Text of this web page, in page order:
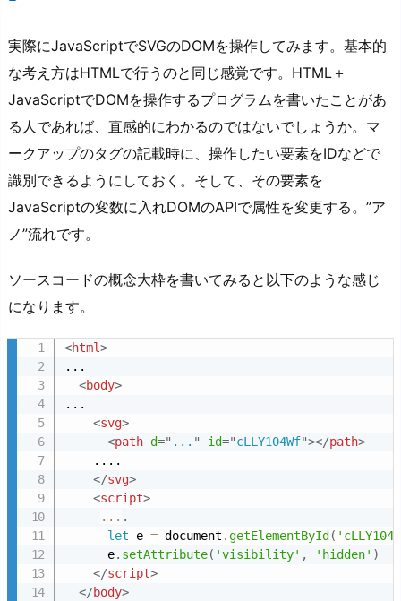
実際にJavaScriptでSVGのDOMを操作してみます。基本的
な考え方はHTMLで行うのと同じ感覚です。HTML＋
JavaScriptでDOMを操作するプログラムを書いたことがあ
る人であれば、直感的にわかるのではないでしょうか。マ
ークアップのタグの記載時に、操作したい要素をIDなどで
識別できるようにしておく。そして、その要素を
JavaScriptの変数に入れDOMのAPIで属性を変更する。”ア
ノ”流れです。
ソースコードの概念大枠を書いてみると以下のような感じ
になります。
<html>
...
<body>
...
<svg>
<path d=" ... " id="cLLY104Wf"></path>
    ....
</svg>
<script>
... .
let e = document .getElementById (
      e
. setAttribute( 'visibility' , 'hidden' )
</script>
</body>